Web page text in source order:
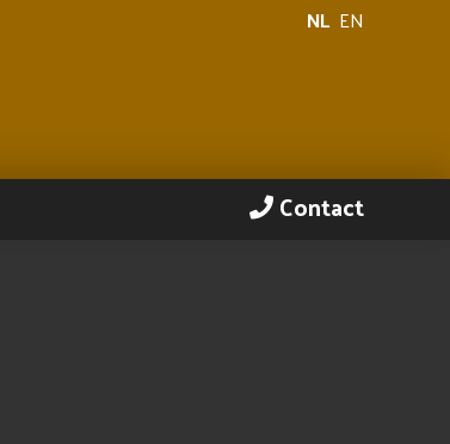
NL EN
Contact